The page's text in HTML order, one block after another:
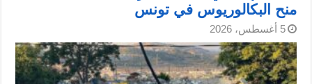
منح البكالوريوس في تونس
5 أغسطس، 2026